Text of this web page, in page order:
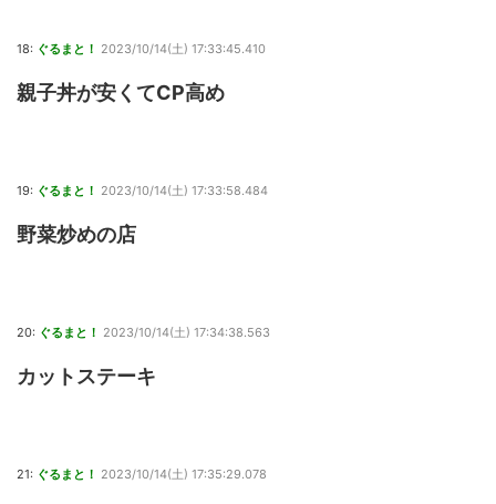
18: ぐるまと！ 2023/10/14(土) 17:33:45.410
親子丼が安くてCP高め
19: ぐるまと！ 2023/10/14(土) 17:33:58.484
野菜炒めの店
20: ぐるまと！ 2023/10/14(土) 17:34:38.563
カットステーキ
21: ぐるまと！ 2023/10/14(土) 17:35:29.078